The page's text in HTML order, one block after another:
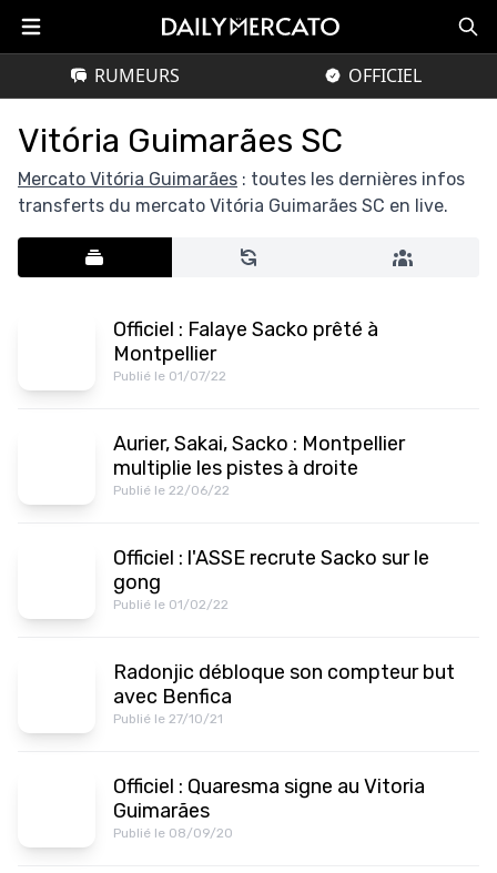
RUMEURS OFFICIEL
Vitória Guimarães SC
Mercato Vitória Guimarães : toutes les dernières infos
transferts du mercato Vitória Guimarães SC en live.
Officiel : Falaye Sacko prêté à
Montpellier
Publié le 01/07/22
Aurier, Sakai, Sacko : Montpellier
multiplie les pistes à droite
Publié le 22/06/22
Officiel : l'ASSE recrute Sacko sur le
gong
Publié le 01/02/22
Radonjic débloque son compteur but
avec Benfica
Publié le 27/10/21
Officiel : Quaresma signe au Vitoria
Guimarães
Publié le 08/09/20